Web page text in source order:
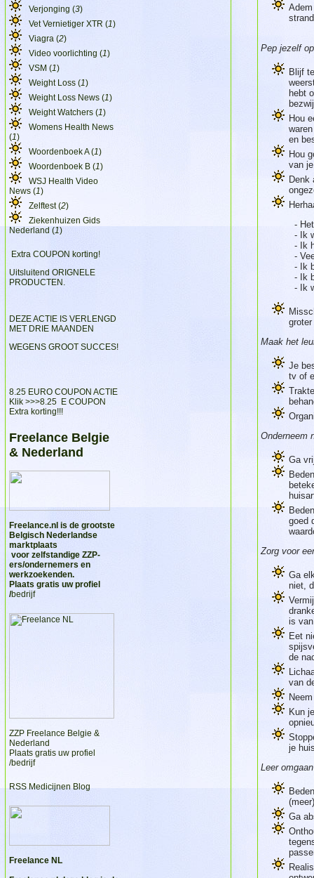
Verjonging (3)
Vet Vernietiger XTR (1)
Viagra (2)
Video voorlichting (1)
VSM (1)
Weight Loss (1)
Weight Loss News (1)
Weight Watchers (1)
Womens Health News
(1)
Woordenboek A (1)
Woordenboek B (1)
WSJ Health Video
News (1)
Zelftest (2)
Ziekenhuizen Gids
Nederland (1)
Extra COUPON korting!
Uitsluitend ORIGNELE
PRODUCTEN.
DEZE ACTIE IS VERLENGD
MET DRIE MAANDEN
WEGENS GROOT SUCCES!
8.25 EURO COUPON ACTIE
Klik >>>8.25 E COUPON
Extra korting!!!
Freelance Belgie
& Nederland
Freelance.nl is de grootste
Belgisch Nederlandse
marktplaats
voor zelfstandige ZZP-
ers/ondernemers en
werkzoekenden.
Plaats gratis uw profiel
/bedrijf
ZZP Freelance Belgie &
Nederland
Plaats gratis uw profiel
/bedrijf
RSS Medicijnen Blog
Freelance NL
Pep jezelf op
Blijf
hebt
Hou
en
Hou
van
Denk
-
- Ik
- Ik
-
- Ik
- Ik
- Ik
Maak het
Je
tv of
Onderneem
Ga
goed
Zorg voor
Ga
niet,
is
Eet
de
van
Kun
je
Leer
Ga